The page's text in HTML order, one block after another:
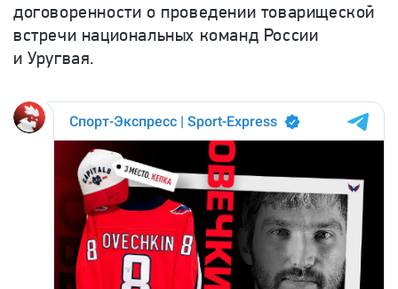
договоренности о проведении товарищеской
встречи национальных команд России
и Уругвая.